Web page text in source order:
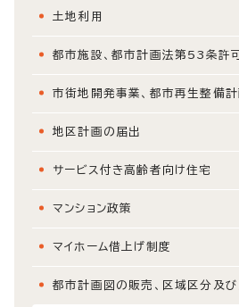
土地利用
都市施設、都市計画法第53条許
市街地開発事業、都市再生整備計
地区計画の届出
サービス付き高齢者向け住宅
マンション政策
マイホーム借上げ制度
都市計画図の販売、区域区分及